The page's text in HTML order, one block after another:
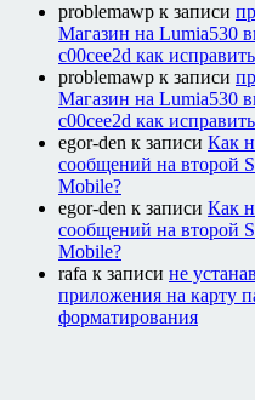
problemawp к записи
Магазин на Lumia530
c00cee2d как
problemawp к записи
Магазин на Lumia530
c00cee2d как
egor-den к записи Как
сообщений на второй
Mobile?
egor-den к записи Как
сообщений на второй
Mobile?
rafa к записи не
приложения на карту
форматирования